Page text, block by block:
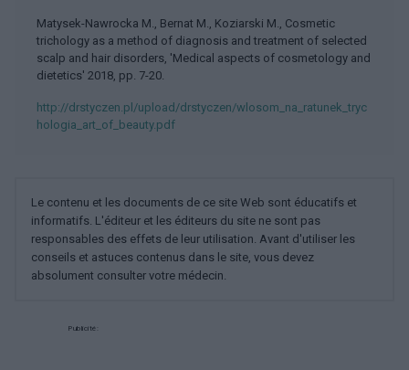
Matysek-Nawrocka M., Bernat M., Koziarski M., Cosmetic
trichology as a method of diagnosis and treatment of selected
scalp and hair disorders, 'Medical aspects of cosmetology and
dietetics' 2018, pp. 7-20.
http://drstyczen.pl/upload/drstyczen/wlosom_na_ratunek_tryc
hologia_art_of_beauty.pdf
Le contenu et les documents de ce site Web sont éducatifs et
informatifs. L'éditeur et les éditeurs du site ne sont pas
responsables des effets de leur utilisation. Avant d'utiliser les
conseils et astuces contenus dans le site, vous devez
absolument consulter votre médecin.
Publicité: